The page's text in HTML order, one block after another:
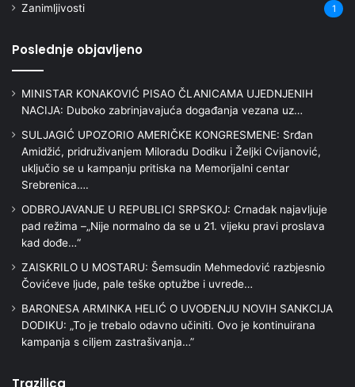
Zanimljivosti 1
Poslednje objavljeno
MINISTAR KONAKOVIĆ PISAO ČLANICAMA UJEDNJENIH
NACIJA: Duboko zabrinjavajuća događanja vezana uz…
SULJAGIĆ UPOZORIO AMERIČKE KONGRESMENE: Srđan
Amidžić, pridruživanjem Miloradu Dodiku i Željki Cvijanović,
uključio se u kampanju pritiska na Memorijalni centar
Srebrenica….
ODBROJAVANJE U REPUBLICI SRPSKOJ: Crnadak najavljuje
pad režima –„Nije normalno da se u 21. vijeku pravi proslava
kad dođe…“
ZAISKRILO U MOSTARU: Šemsudin Mehmedović razbjesnio
Čovićeve ljude, pale teške optužbe i uvrede…
BARONESA ARMINKA HELIĆ O UVOĐENJU NOVIH SANKCIJA
DODIKU: „To je trebalo odavno učiniti. Ovo je kontinuirana
kampanja s ciljem zastrašivanja…”
Trazilica